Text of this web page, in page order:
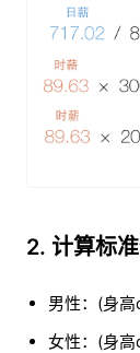
2. 计算标
男性：(身
女性：(身